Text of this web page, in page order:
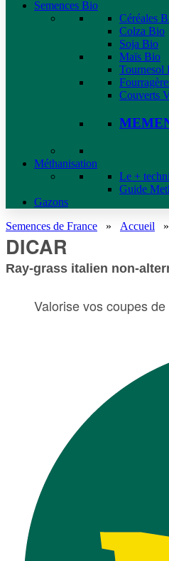
Semences Bio
Céréales
Colza Bio
Soja Bio
Maïs Bio
Tournesol
Couverts
Méthanisation
Le +
Guide
Gazons
Semences de France » Accueil
DICAR
Ray-grass italien non-
Valorise vos coupes